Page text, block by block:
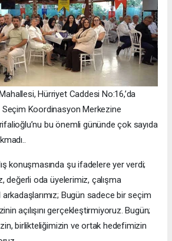
Hürriyet Caddesi No:16,’da
Seçim Koordinasyon Merkezine
bu önemli gününde çok sayıda
konuşmasında şu ifadelere yer verdi;
değerli oda üyelerimiz, çalışma
arkadaşlarımız; Bugün sadece bir seçim
açılışını gerçekleştirmiyoruz. Bugün;
birlikteliğimizin ve ortak hedefimizin